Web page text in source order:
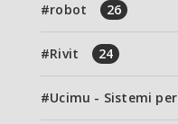
robot 26
Rivit 24
Ucimu - Sistemi